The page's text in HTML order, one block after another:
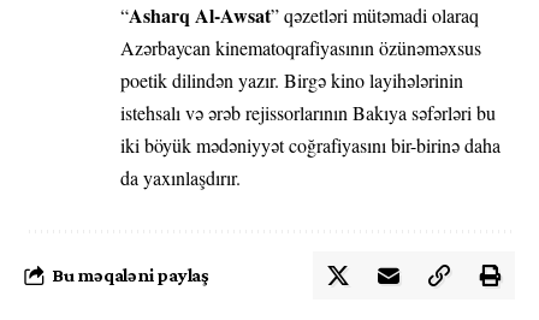
“Asharq Al-Awsat” qəzetləri mütəmadi olaraq
Azərbaycan kinematoqrafiyasının özünəməxsus
poetik dilindən yazır. Birgə kino layihələrinin
istehsalı və ərəb rejissorlarının Bakıya səfərləri bu
iki böyük mədəniyyət coğrafiyasını bir-birinə daha
da yaxınlaşdırır.
Bu məqaləni paylaş